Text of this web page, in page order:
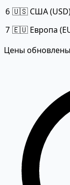
6 🇺🇸 США
7 🇪🇺 Европа
Цены